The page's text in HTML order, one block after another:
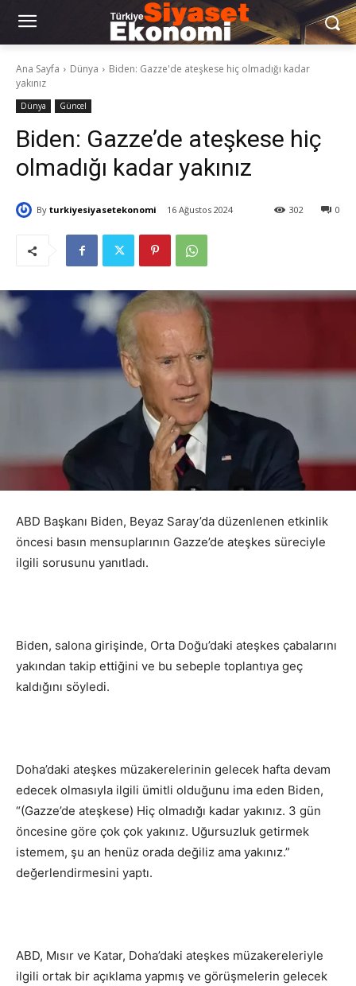
Ana Sayfa Dünya
Biden: Gazze'de ateşkese hiç olmadığı kadar
yakınız
Dünya Güncel
Biden: Gazze’de ateşkese hiç
olmadığı kadar yakınız
By turkiyesiyasetekonomi 16 Ağustos 2024 0
302
ABD Başkanı Biden, Beyaz Saray’da düzenlenen etkinlik
öncesi basın mensuplarının Gazze’de ateşkes süreciyle
ilgili sorusunu yanıtladı.
Biden, salona girişinde, Orta Doğu’daki ateşkes çabalarını
yakından takip ettiğini ve bu sebeple toplantıya geç
kaldığını söyledi.
Doha’daki ateşkes müzakerelerinin gelecek hafta devam
edecek olmasıyla ilgili ümitli olduğunu ima eden Biden,
“(Gazze’de ateşkese) Hiç olmadığı kadar yakınız. 3 gün
öncesine göre çok çok yakınız. Uğursuzluk getirmek
istemem, şu an henüz orada değiliz ama yakınız.”
değerlendirmesini yaptı.
ABD, Mısır ve Katar, Doha’daki ateşkes müzakereleriyle
ilgili ortak bir açıklama yapmış ve görüşmelerin gelecek